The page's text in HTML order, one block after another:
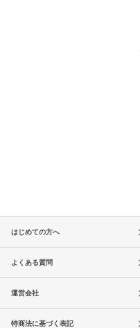
はじめての方へ
よくある質問
運営会社
特商法に基づく表記